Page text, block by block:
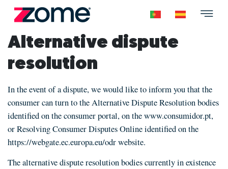
Alternative dispute
resolution
In the event of a dispute, we would like to inform you that the
consumer can turn to the Alternative Dispute Resolution bodies
identified on the consumer portal, on thewww.consumidor.pt,
or Resolving Consumer Disputes Online identified on the
https://webgate.ec.europa.eu/odrwebsite.
The alternative dispute resolution bodies currently in existence